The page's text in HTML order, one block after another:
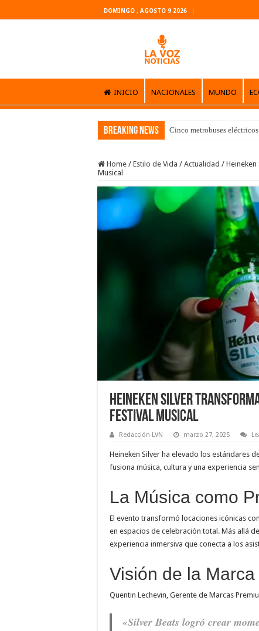
DOMINGO , AGOSTO 9 2026
INICIO NACIONALES MUNDO
Breaking News Cinco metrobuses
Home / Estilo de Vida / Actualidad /
Musical
Heineken Silver
Festival Musical
Redacción LVN marzo 27, 2025
Heineken Silver ha elevado los estándares
fusiona música, cultura y una experiencia
La Música como
El evento transformó locaciones icónicas
en espacios de celebración total. Más allá
experiencia inmersiva que conecta a los
Visión de la Marca
Quentin Lechevin, Gerente de Marcas
«Silver Beats logró crear